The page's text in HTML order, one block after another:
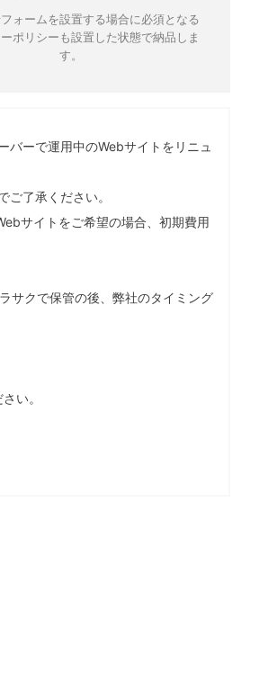
ォームを設置する場合に必須となる
ポリシーも設置した状態で納品しま
す。
バーで運用中のWebサイトをリニュ
了承ください。
サイトをご希望の場合、初期費用
サクで保管の後、弊社のタイミング
い。